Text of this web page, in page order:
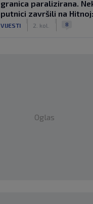
granica paralizirana.
putnici završili na
VIJESTI 2. kol. 8
Oglas